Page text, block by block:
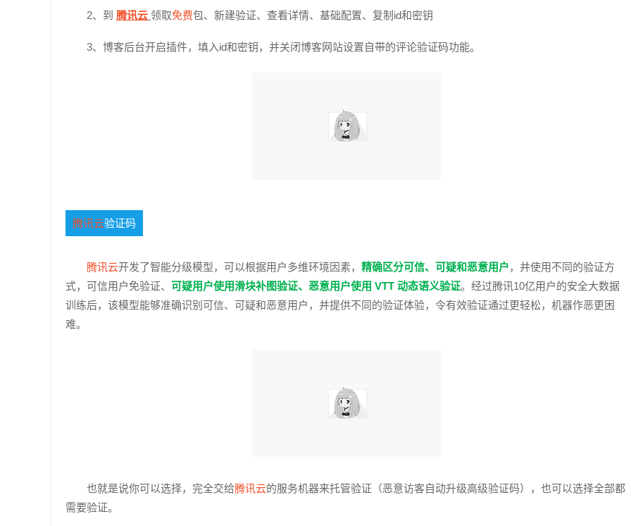
2、到 腾讯云 领取免费包、新建验证、查看详情、基础配置、复制id和密钥
3、博客后台开启插件，填入id和密钥，并关闭博客网站设置自带的评论验证码功能。
腾讯云验证码
腾讯云开发了智能分级模型，可以根据用户多维环境因素， 精确区分可信、可疑和恶意用户，并使用不同的验证方
式，可信用户免验证、 可疑用户使用滑块补图验证、恶意用户使用 VTT 动态语义验证。经过腾讯10亿用户的安全大数据
训练后，该模型能够准确识别可信、可疑和恶意用户，并提供不同的验证体验，令有效验证通过更轻松，机器作恶更困
难。
也就是说你可以选择，完全交给腾讯云的服务机器来托管验证（恶意访客自动升级高级验证码），也可以选择全部都
需要验证。